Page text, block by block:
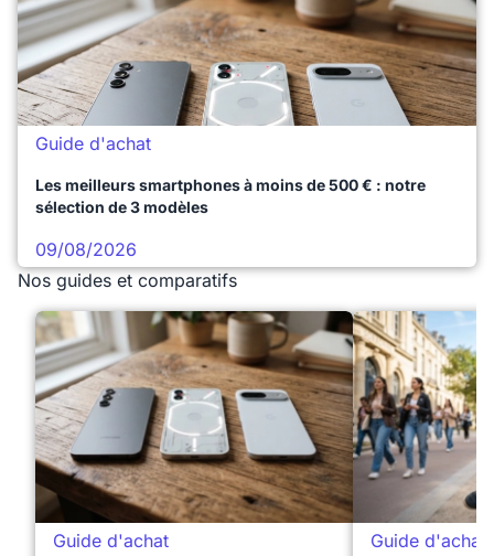
Guide d'achat
Les meilleurs smartphones à moins de 500 € : notre
sélection de 3 modèles
09/08/2026
Nos guides et comparatifs
Guide d'achat Guide d'achat